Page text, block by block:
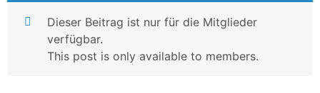
Dieser Beitrag ist nur für die Mitglieder
verfügbar.
This post is only available to members.